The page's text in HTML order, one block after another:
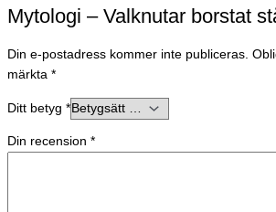
Mytologi – Valknutar borstat
Din e-postadress kommer inte publiceras.
märkta *
Ditt betyg *
Din recension *